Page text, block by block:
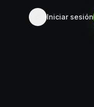
Iniciar sesión